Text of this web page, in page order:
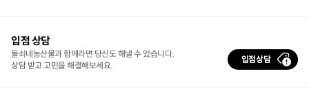
입점 상담
돌쇠네농산물과 함께라면 당신도 해낼 수 있습니다.
상담 받고 고민을 해결해보세요.
입점상담